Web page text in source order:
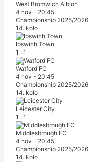
West Bromwich Albion
4 nov - 20:45
Championship 2025/2026
14. kolo
Ipswich Town
1 : 1
Watford FC
4 nov - 20:45
Championship 2025/2026
14. kolo
Leicester City
1 : 1
Middlesbrough FC
4 nov - 20:45
Championship 2025/2026
14. kolo